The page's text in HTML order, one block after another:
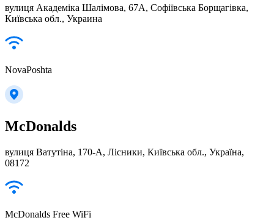
вулиця Академіка Шалімова, 67А, Софіївська Борщагівка,
Київська обл., Украина
NovaPoshta
McDonalds
вулиця Ватутіна, 170-А, Лісники, Київська обл., Україна,
08172
McDonalds Free WiFi